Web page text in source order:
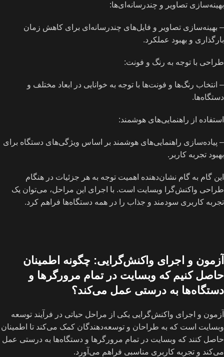
بهینه‌سازی تصاویر و چندرسانه‌ای‌ها:
– بهینه‌سازی تصاویر و فایل‌های چندرسانه‌ای برای کاهش زمان
بارگذاری و بهبود عملکرد.
طراحی با توجه به رنگ و فونت:
– انتخاب رنگ‌ها و فونت‌ها با توجه به خوانایی در ابعاد مختلف و
دستگاه‌ها.
استفاده از راهنمایی‌های هوشمند:
– پیاده‌سازی راهنمایی‌های هوشمند بر اساس ویژگی‌های دستگاه برای
بهبود تجربه کاربر.
این گام به گام نشان‌دهنده اهمیت توجه به هر جزئیات در هنگام
طراحی واکنش‌گرا وبسایت است. با اجرای این مراحل، می‌توان یک
تجربه کاربری سودمند و جذاب را در همه دستگاه‌ها فراهم کرد.
آزمون و اجرای واکنش‌گرایی: چگونه اطمینان
حاصل کنیم که وبسایت در تمام مرورگرها و
دستگاه‌ها به درستی عمل می‌کند؟
آزمون و اجرای واکنش‌گرایی یکی از مراحل حیاتی در فرآیند توسعه
وبسایت است که به طراحان و توسعه‌دهندگان کمک می‌کند تا اطمینان
حاصل کنند که وبسایت در تمام مرورگرها و دستگاه‌ها به درستی عمل
می‌کند و تجربه کاربری مناسبی فراهم می‌آورد.